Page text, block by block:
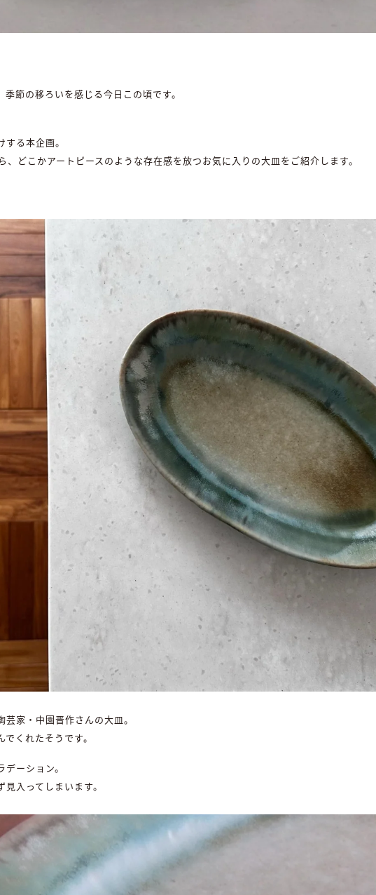
節の移ろいを感じる今日この頃です。
る本企画。
どこかアートピースのような存在感を放つお気に入りの大皿をご紹介します。
家・中園晋作さんの大皿。
くれたそうです。
ーション。
入ってしまいます。